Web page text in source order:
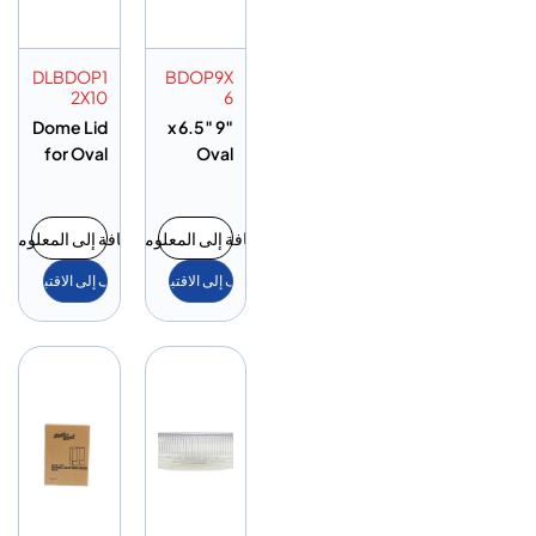
BDOP9X
6
9″ x 6.5″
Oval
إضافة إلى المعلومات
أضف إلى الاقتباس
DLBDOP1
2X10
Dome Lid
for Oval
إضافة إلى
أضف إلى الاقتباس